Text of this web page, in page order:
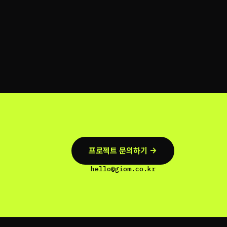
프로젝트 문의하기 →
hello@giom.co.kr